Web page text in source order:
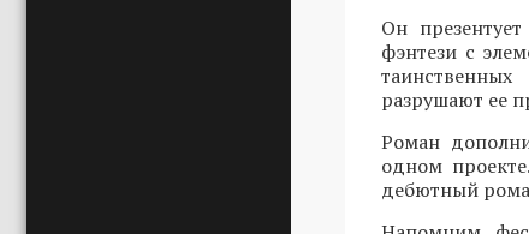
Он
фэнтези с
разрушают ее
Роман
одном
дебютный